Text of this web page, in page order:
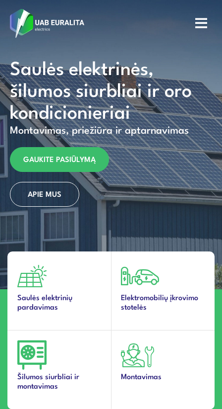
Saulės elektrinės,
šilumos siurbliai ir oro
kondicionieriai
Montavimas, priežiūra ir aptarnavimas
GAUKITE PASIŪLYMĄ
APIE MUS
Saulės elektrinių
pardavimas
Elektromobilių įkrovimo
stotelės
Šilumos siurbliai ir
montavimas
Montavimas